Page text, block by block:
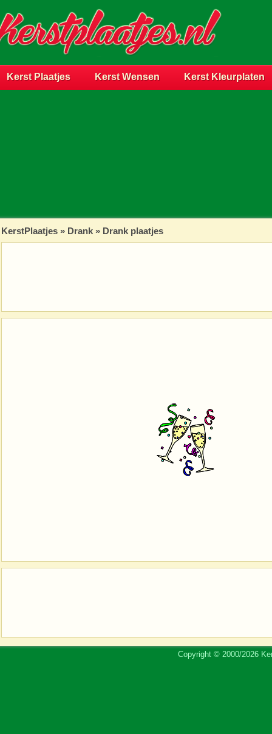
Kerst Plaatjes Kerst Wensen Kerst Kleurplaten
KerstPlaatjes » Drank » Drank plaatjes
Copyright © 2000/2026